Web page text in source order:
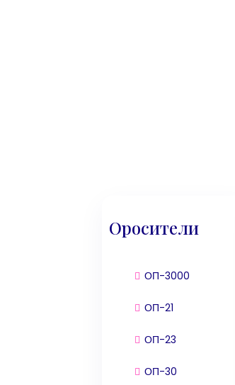
Оросители
ОП-3000
ОП-21
ОП-23
ОП-30